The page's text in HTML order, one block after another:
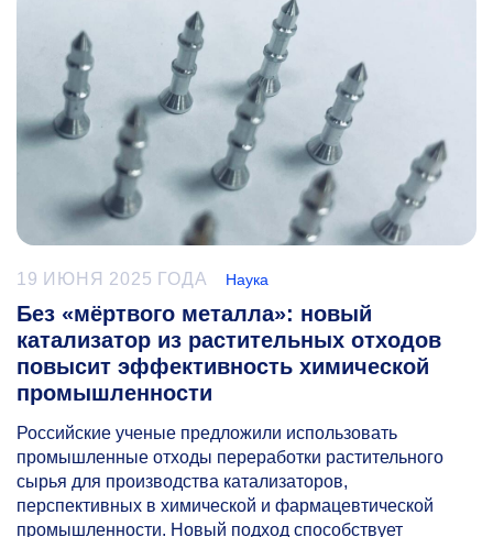
19 ИЮНЯ 2025 ГОДА Наука
Без «мёртвого металла»: новый
катализатор из растительных отходов
повысит эффективность химической
промышленности
Российские ученые предложили использовать
промышленные отходы переработки растительного
сырья для производства катализаторов,
перспективных в химической и фармацевтической
промышленности. Новый подход способствует